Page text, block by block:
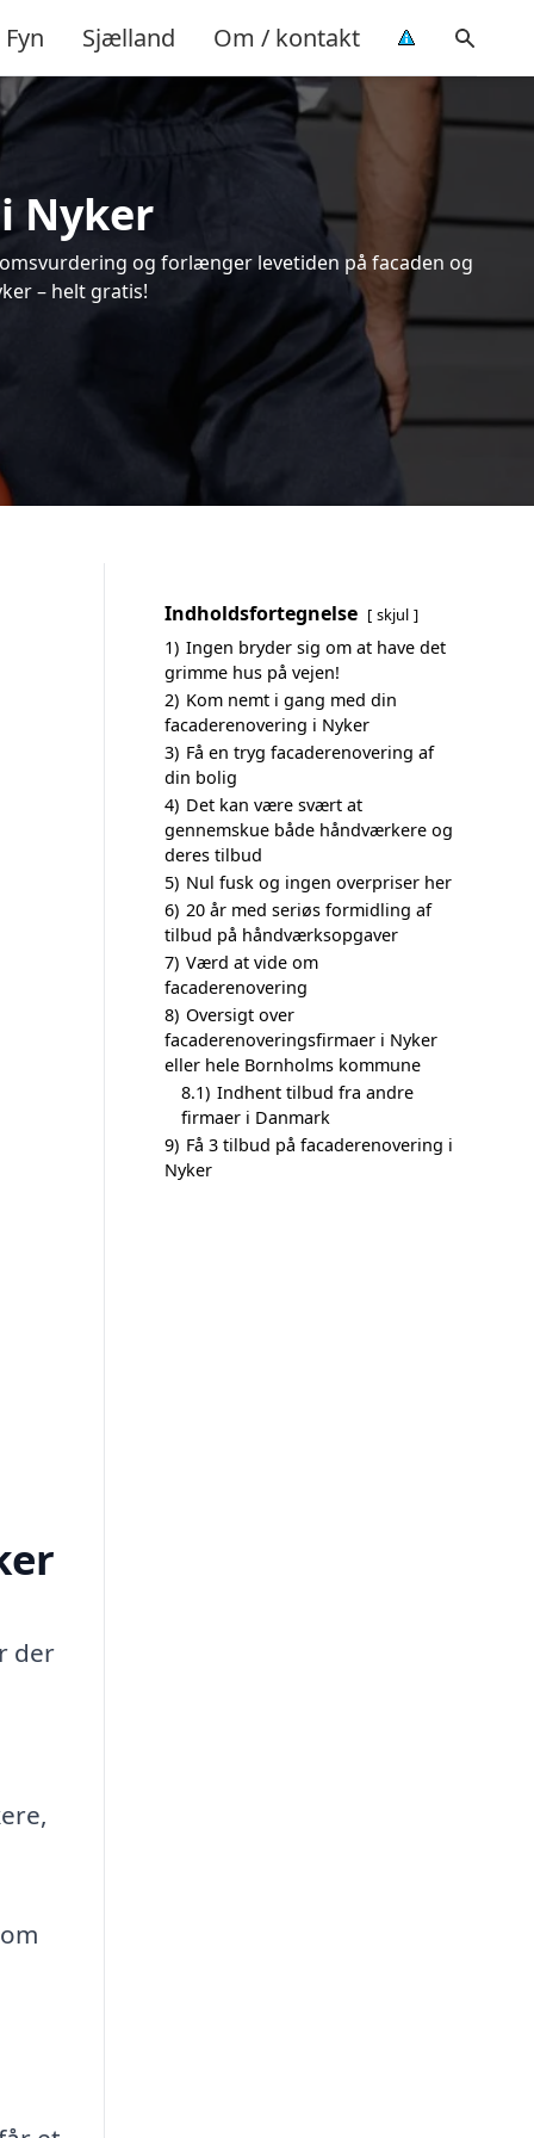
Fyn Sjælland Om / kontakt
Nyker
og forlænger levetiden på facaden og
– helt gratis!
der
Indholdsfortegnelse skjul
1) Ingen bryder sig om at have det
grimme hus på vejen!
2) Kom nemt i gang med din
facaderenovering i Nyker
3) Få en tryg facaderenovering af
din bolig
4) Det kan være svært at
gennemskue både håndværkere og
deres tilbud
5) Nul fusk og ingen overpriser her
6) 20 år med seriøs formidling af
tilbud på håndværksopgaver
7) Værd at vide om
facaderenovering
8) Oversigt over
facaderenoveringsfirmaer i Nyker
eller hele Bornholms kommune
8.1) Indhent tilbud fra andre
firmaer i Danmark
9) Få 3 tilbud på facaderenovering i
Nyker